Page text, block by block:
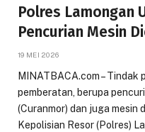
Polres Lamongan
Pencurian Mesin
19 MEI 2026
MINATBACA.com – Tindak
pemberatan, berupa
(Curanmor) dan juga mesin
Kepolisian Resor (Polres)